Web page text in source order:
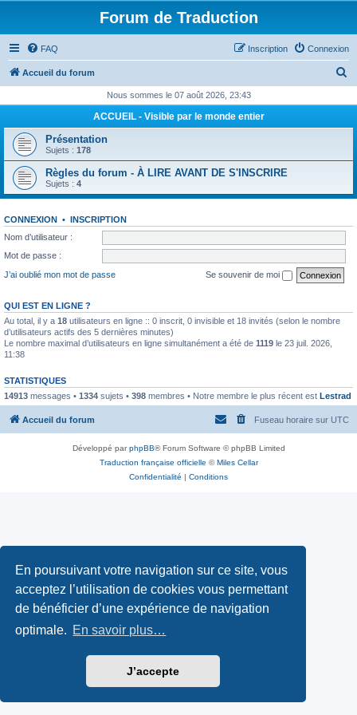
En poursuivant votre navigation sur ce site, vous
acceptez l’utilisation de cookies vous permettant
de bénéficier d’une expérience de navigation
optimale. En savoir plus…
J’accepte
Forum de Traduction
FAQ Connexion
Inscription
Accueil du forum
h
e
Nous sommes le 07 août 2026, 23:43
ACCUEIL - Visible par le monde entier
Présentation
Sujets : 178
Règles du forum - À LIRE AVANT DE S'INSCRIRE
Sujets : 4
CONNEXION • INSCRIPTION
Nom d’utilisateur :
Mot de passe :
J’ai oublié mon mot de passe
Se souvenir de moi
QUI EST EN LIGNE ?
Au total, il y a 18 utilisateurs en ligne :: 0 inscrit, 0 invisible et 18 invités (selon le nombre
d’utilisateurs actifs des 5 dernières minutes)
Le nombre maximal d’utilisateurs en ligne simultanément a été de 1119 le 23 juil. 2026,
11:38
STATISTIQUES
14913 messages • 1334 sujets • 398 membres • Notre membre le plus récent est Lestrad
Accueil du forum Fuseau horaire sur UTC
Développé parphpBB® Forum Software © phpBB Limited
Traduction française officielle ©Miles Cellar
Confidentialité | Conditions